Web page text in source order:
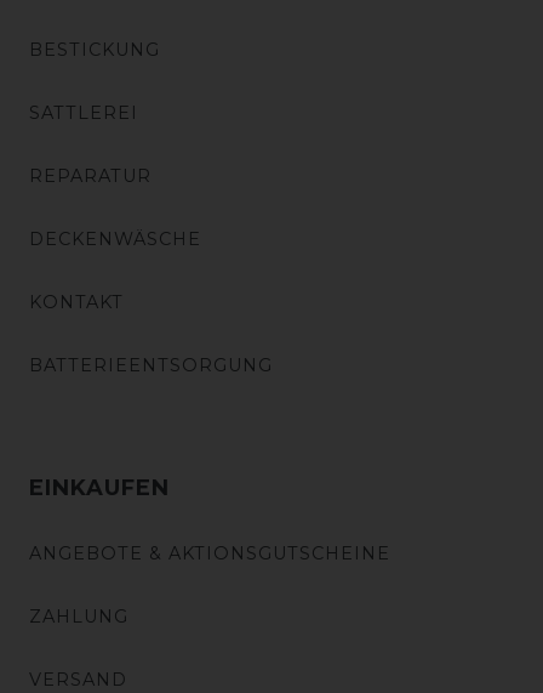
BESTICKUNG
SATTLEREI
REPARATUR
DECKENWÄSCHE
KONTAKT
BATTERIEENTSORGUNG
EINKAUFEN
ANGEBOTE & AKTIONSGUTSCHEINE
ZAHLUNG
VERSAND